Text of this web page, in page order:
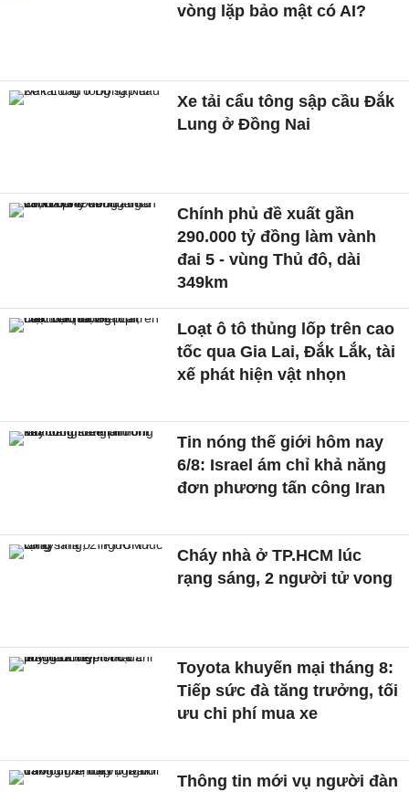
vòng lặp bảo mật có AI?
Xe tải cẩu tông sập cầu Đắk
Lung ở Đồng Nai
Chính phủ đề xuất gần
290.000 tỷ đồng làm vành
đai 5 - vùng Thủ đô, dài
349km
Loạt ô tô thủng lốp trên cao
tốc qua Gia Lai, Đắk Lắk, tài
xế phát hiện vật nhọn
Tin nóng thế giới hôm nay
6/8: Israel ám chỉ khả năng
đơn phương tấn công Iran
Cháy nhà ở TP.HCM lúc
rạng sáng, 2 người tử vong
Toyota khuyến mại tháng 8:
Tiếp sức đà tăng trưởng, tối
ưu chi phí mua xe
Thông tin mới vụ người đàn